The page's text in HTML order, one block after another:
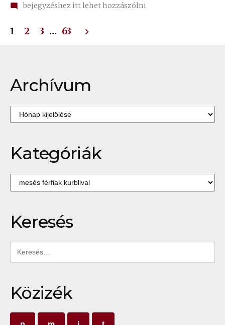
on
bejegyzéshez itt lehet hozzászólni
Bejegyzések
1 2 3 … 63
Archívum
Archívum
Kategóriák
Kategóriák
Keresés
Keresés:
Közizék